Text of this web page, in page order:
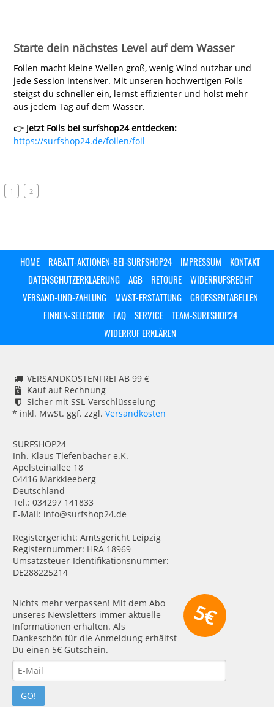
Starte dein nächstes Level auf dem Wasser
Foilen macht kleine Wellen groß, wenig Wind nutzbar und
jede Session intensiver. Mit unseren hochwertigen Foils
steigst du schneller ein, lernst effizienter und holst mehr
aus jedem Tag auf dem Wasser.
👉 Jetzt Foils bei surfshop24 entdecken:
https://surfshop24.de/foilen/foil
1 2
HOME RABATT-AKTIONEN-BEI-SURFSHOP24 IMPRESSUM
KONTAKT
DATENSCHUTZERKLAERUNG
AGB RETOURE
WIDERRUFSRECHT
VERSAND-UND-ZAHLUNG
MWST-ERSTATTUNG
GROESSENTABELLEN
FINNEN-SELECTOR
FAQ SERVICE
TEAM-SURFSHOP24
WIDERRUF ERKLÄREN
VERSANDKOSTENFREI AB 99 €
Kauf auf Rechnung
Sicher mit SSL-Verschlüsselung
* inkl. MwSt. ggf. zzgl. Versandkosten
SURFSHOP24
Inh. Klaus Tiefenbacher e.K.
Apelsteinallee 18
04416 Markkleeberg
Deutschland
Tel.: 034297 141833
E-Mail: info@surfshop24.de
Registergericht: Amtsgericht Leipzig
Registernummer: HRA 18969
Umsatzsteuer-Identifikationsnummer:
DE288225214
5€
Nichts mehr verpassen! Mit dem Abo
unseres Newsletters immer aktuelle
Informationen erhalten. Als
Dankeschön für die Anmeldung erhältst
Du einen 5€ Gutschein.
GO!